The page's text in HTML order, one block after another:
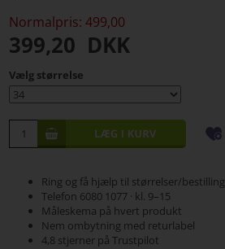
Normalpris: 499,00
399,20 DKK
Vælg størrelse
Ring og få hjælp til størrelser/bestilling
Telefon 6080 1077 · kl. 9–15
Måleskema på hvert produkt
Nem ombytning med returlabel
4,8 stjerner på Trustpilot